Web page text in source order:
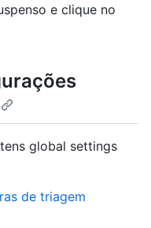
e clique no
global settings
de triagem